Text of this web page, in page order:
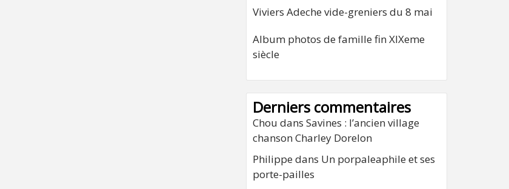
Viviers Adeche vide-greniers du 8 mai
Album photos de famille fin XIXeme
siècle
Derniers commentaires
Chou dans Savines : l’ancien village
chanson Charley Dorelon
Philippe dans Un porpaleaphile et ses
porte-pailles